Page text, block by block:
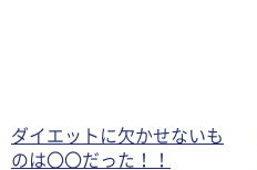
ダイエットに欠かせないも
のは〇〇だった！！